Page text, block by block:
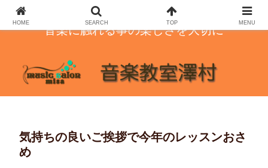
音楽に触れる事の楽しさを大切に
気持ちの良いご挨拶で今年のレッスンおさ
め
HOME SEARCH TOP MENU